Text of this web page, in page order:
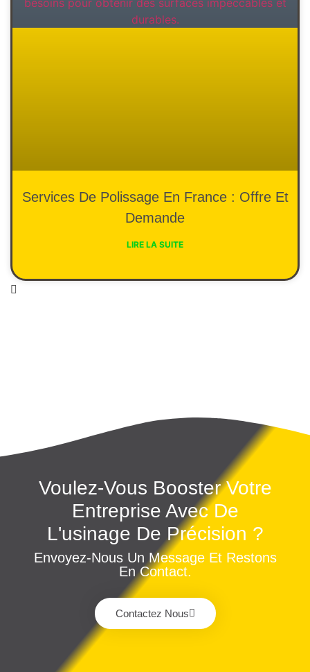
Services De Polissage En France : Offre Et
Demande
LIRE LA SUITE
Voulez-Vous Booster Votre
Entreprise Avec De
L'usinage De Précision ?
Envoyez-Nous Un Message Et Restons
En Contact.
Contactez Nous